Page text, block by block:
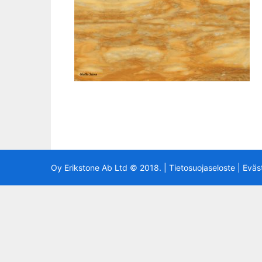
Oy Erikstone Ab Ltd © 2018. | Tietosuojaseloste